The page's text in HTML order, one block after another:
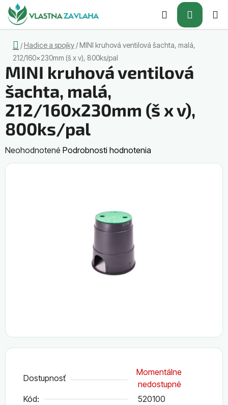
Prejsť
na
obsah
Hľadať
KOŠÍK
Domov
/ Hadice a spojky / MINI kruhová ventilová šachta, malá,
212/160x230mm (š x v), 800ks/pal
Dostupnosť
Momentálne
nedostupné
Kód:
520100
MINI kruhová ventilová
šachta, malá,
212/160x230mm (š x v),
800ks/pal
Priemerné
hodnotenie
Neohodnotené Podrobnosti hodnotenia